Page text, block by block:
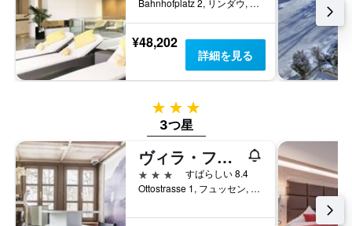
Bahnhofplatz 2, リンダウ, バイエルン, ドイツ
¥48,202
詳細を見る
3つ星
3つ星
ヴィラ・ファンタジア・バジェット・ブティック・ホテル
3つ星
すばらしい 8.4
Ottostrasse 1, フュッセン, バイエルン, ドイツ